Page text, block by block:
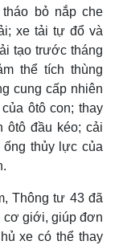
bỏ nắp che
xe tải tự đổ và
tạo trước tháng
thể tích thùng
cung cấp nhiên
ôtô con; thay
ôtô đầu kéo; cải
thủy lực của
Thông tư 43 đã
cơ giới, giúp đơn
xe có thể thay